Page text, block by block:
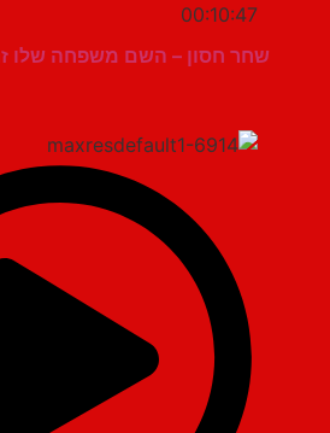
00:10:47
שחר חסון – השם משפחה שלו זה פשע